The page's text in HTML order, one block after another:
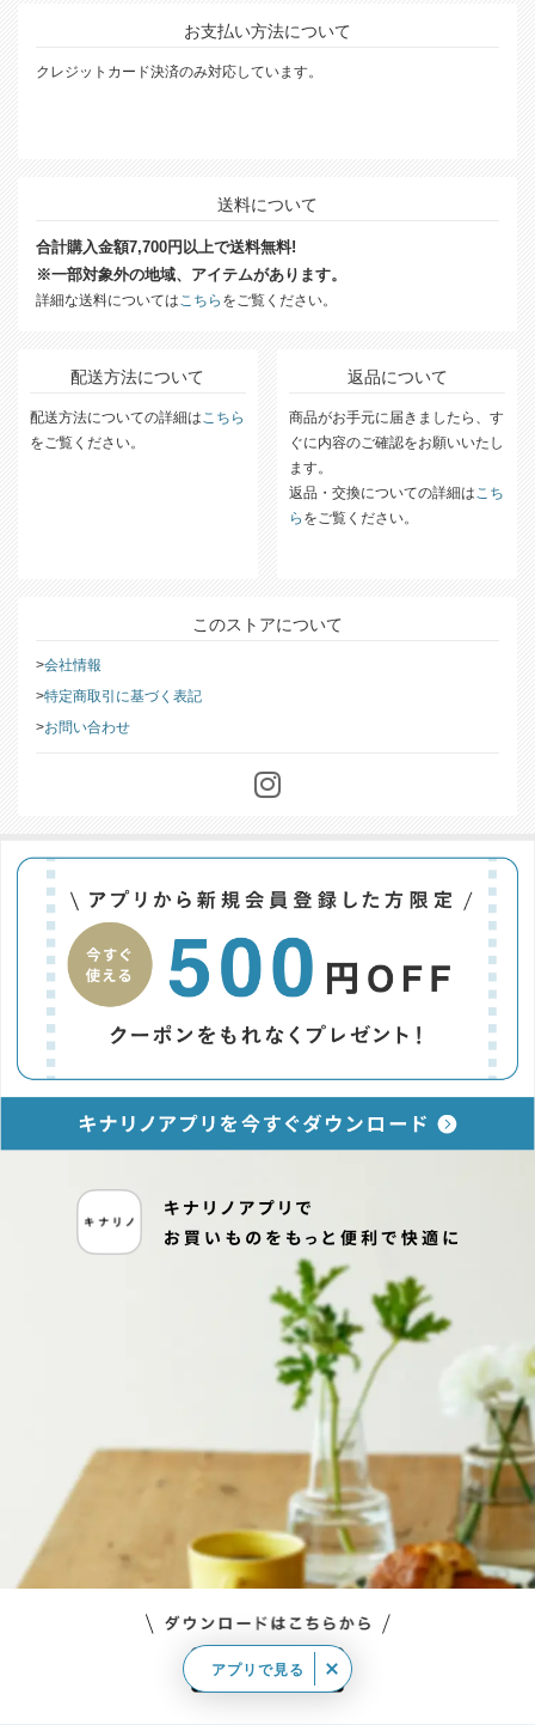
お支払い方法について
クレジットカード決済のみ対応しています。
送料について
合計購入金額7,700円以上で送料無料!
※一部対象外の地域、アイテムがあります。
詳細な送料についてはこちら をご覧ください。
配送方法について
配送方法についての詳細はこちら
をご覧ください。
返品について
商品がお手元に届きましたら、す
ぐに内容のご確認をお願いいたし
ます。
返品・交換についての詳細はこち
ら をご覧ください。
このストアについて
会社情報
特定商取引に基づく表記
お問い合わせ
アプリで見る